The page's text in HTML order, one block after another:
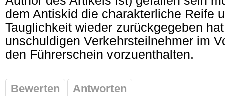
dem Antiskid die charakterliche Reife
Tauglichkeit wieder zurückgegeben
unschuldigen Verkehrsteilnehmer im
den Führerschein vorzuenthalten.
Bewerten Antworten